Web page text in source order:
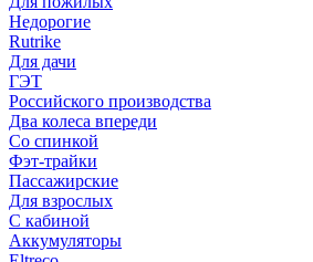
Недорогие
Rutrike
Для дачи
ГЭТ
Российского производства
Два колеса впереди
Со спинкой
Фэт-трайки
Пассажирские
Для взрослых
С кабиной
Аккумуляторы